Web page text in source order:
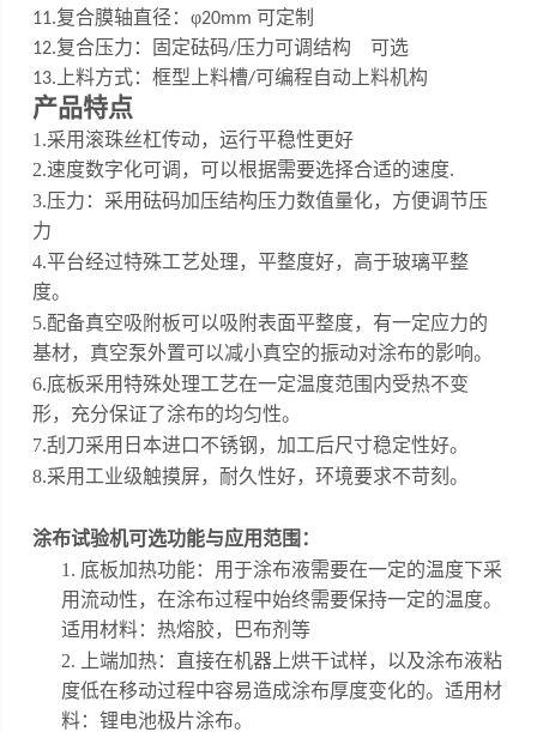
11.复合膜轴直径：φ20mm 可定制
12.复合压力：固定砝码/压力可调结构 可选
13. 上料方式：框型上料槽/可编程自动上料机构
产品特点
1.采用滚珠丝杠传动，运行平稳性更好
2.速度数字化可调，可以根据需要选择合适的速度.
3.压力：采用砝码加压结构压力数值量化，方便调节压
力
4.平台经过特殊工艺处理，平整度好， 高于玻璃平整
度。
5.配备真空吸附板可以吸附表面平整度，有一定应力的
基材，真空泵外置可以减小真空的振动对涂布的影响。
6.底板采用特殊处理工艺在一定温度范围内受热不变
形，充分保证了涂布的均匀性。
7.刮刀采用日本进口不锈钢，加工后尺寸稳定性好。
8.采用工业级触摸屏，耐久性好，环境要求不苛刻。
涂布试验机可选功能与应用 范围：
1. 底板加热功能：用于涂布液需要在一定的温度下采
用流动性，在涂布过程中始终需要保持一定的温度。
适用材料：热熔胶，巴布剂等
2.
上端加热：直接在机器上烘干试样，以及涂布液粘
度低在移动过程中容易造成涂布厚度变化的。适用材
料：锂电池极片涂布。